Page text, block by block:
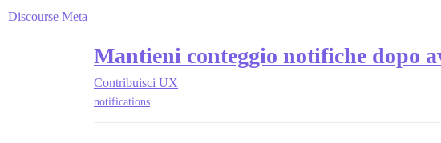
Discourse Meta
Mantieni conteggio notifiche dopo
Contribuisci UX
notifications